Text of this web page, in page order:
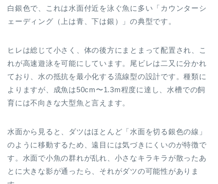
白銀色で、これは水面付近を泳ぐ魚に多い「カウンターシ
ェーディング（上は青、下は銀）」の典型です。
ヒレは総じて小さく、体の後方にまとまって配置され、こ
れが高速遊泳を可能にしています。尾ビレは二又に分かれ
ており、水の抵抗を最小化する流線型の設計です。種類に
よりますが、成魚は50cm〜1.3m程度に達し、水槽での飼
育には不向きな大型魚と言えます。
水面から見ると、ダツはほとんど「水面を切る銀色の線」
のように移動するため、遠目には気づきにくいのが特徴で
す。水面で小魚の群れが乱れ、小さなキラキラが散ったあ
とに大きな影が通ったら、それがダツの可能性がありま